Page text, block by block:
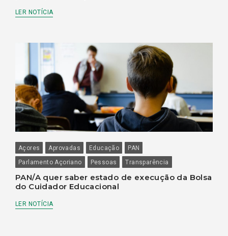
LER NOTÍCIA
Açores Aprovadas Educação
PAN
Parlamento Açoriano
Pessoas Transparência
PAN/A quer saber estado de execução da Bolsa
do Cuidador Educacional
LER NOTÍCIA